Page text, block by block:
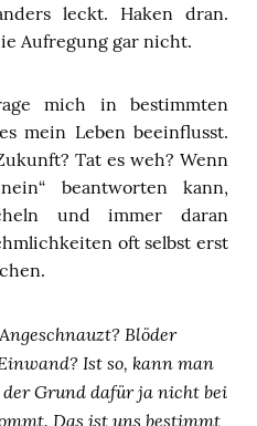
leckt. Haken dran.
Aufregung gar nicht.
mich in bestimmten
mein Leben beeinflusst.
Tat es weh? Wenn
beantworten kann,
und immer daran
oft selbst erst
Angeschnauzt? Blöder
Ist so, kann man
Grund dafür ja nicht bei
Das ist uns bestimmt